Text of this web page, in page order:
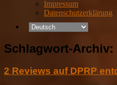
Impressum
Datenschutzerklärung
Schlagwort-Archiv:
2 Reviews auf DPRP